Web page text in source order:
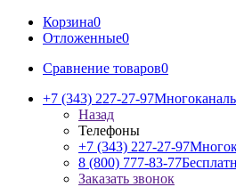
Корзина0
Отложенные0
Сравнение товаров0
+7 (343) 227-27-97
Назад
Телефоны
+7 (343) 227-27-97
8 (800) 777-83-77
Заказать звонок